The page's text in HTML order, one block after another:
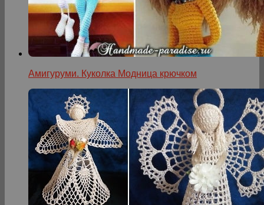
Амигуруми. Куколка Модница крючком